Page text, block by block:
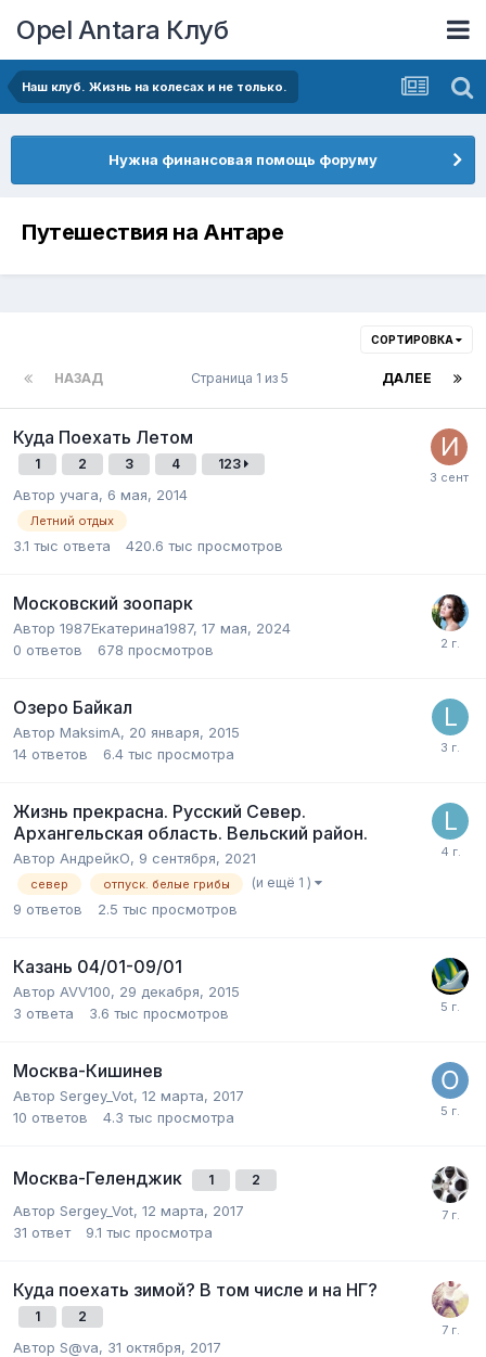
Opel Antara Клуб
Наш клуб. Жизнь на колесах и не только.
Нужна финансовая помощь форуму
Путешествия на Антаре
СОРТИРОВКА
НАЗАД ДАЛЕЕ
Страница 1 из 5
Куда Поехать Летом
1 2 3 4 123
Автор учага, 6 мая, 2014
Летний отдых
3.1 тыс ответа 420.6 тыс просмотров
Московский зоопарк
Автор 1987Екатерина1987, 17 мая, 2024
0 ответов 678 просмотров
Озеро Байкал
Автор MaksimA, 20 января, 2015
14 ответов 6.4 тыс просмотра
Жизнь прекрасна. Русский Север.
Архангельская область. Вельский район.
Автор АндрейкО, 9 сентября, 2021
север отпуск. белые грибы (и ещё 1 )
9 ответов 2.5 тыс просмотров
Казань 04/01-09/01
Автор AVV100, 29 декабря, 2015
3 ответа 3.6 тыс просмотров
Москва-Кишинев
Автор Sergey_Vot, 12 марта, 2017
10 ответов 4.3 тыс просмотра
Москва-Геленджик 1 2
Автор Sergey_Vot, 12 марта, 2017
31 ответ 9.1 тыс просмотра
Куда поехать зимой? В том числе и на НГ?
1 2
Автор S@va, 31 октября, 2017